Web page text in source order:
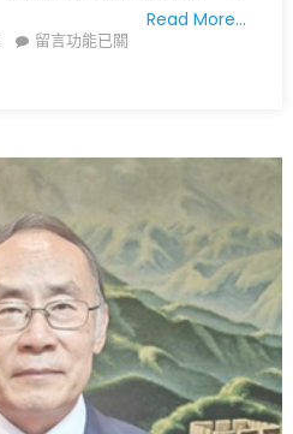
到
斯
年
春
晚
圆
满
举
Read More…
在
乐
宵”
–
圣
路
易
斯
留言功能已關